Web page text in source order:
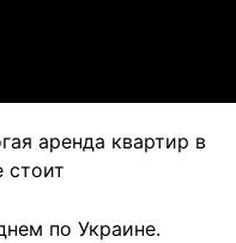
аренда квартир в
стоит
по Украине.